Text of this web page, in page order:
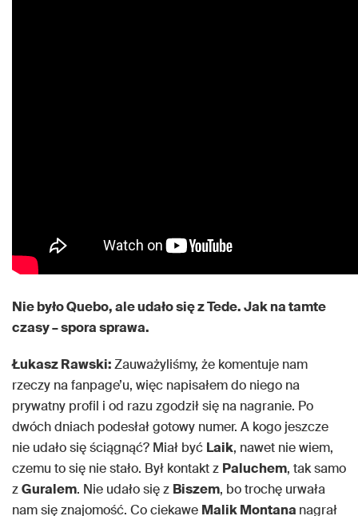
Nie było Quebo, ale udało się z Tede. Jak na tamte
czasy – spora sprawa.
Łukasz Rawski:Zauważyliśmy, że komentuje nam
rzeczy na fanpage’u, więc napisałem do niego na
prywatny profil i od razu zgodził się na nagranie. Po
dwóch dniach podesłał gotowy numer. A kogo jeszcze
nie udało się ściągnąć? Miał być Laik, nawet nie wiem,
czemu to się nie stało. Był kontakt z Paluchem, tak samo
zGuralem. Nie udało się z Biszem, bo trochę urwała
nam się znajomość. Co ciekawe Malik Montana nagrał